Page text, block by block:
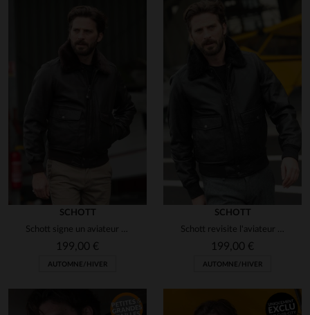
SCHOTT
Schott signe un aviateur en cuir d'agneau, chaud et ultra-ajusté.
199,00 €
AUTOMNE/HIVER
SCHOTT
Schott revisite l'aviateur en cuir d'agneau noir et vegan.
199,00 €
AUTOMNE/HIVER